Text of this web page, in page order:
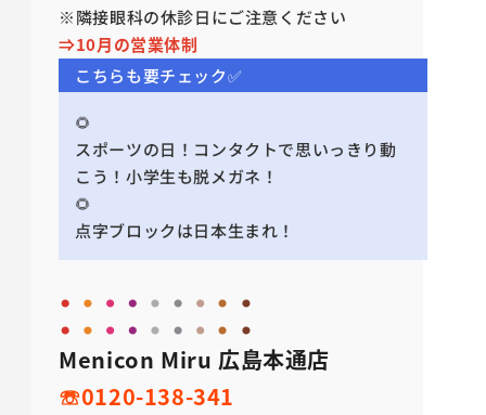
※隣接眼科の休診日にご注意ください
⇒10月の営業体制
こちらも要チェック✅
🌻
スポーツの日！コンタクトで思いっきり動
こう！小学生も脱メガネ！
🌻
点字ブロックは日本生まれ！
Menicon Miru 広島本通店
☏0120-138-341